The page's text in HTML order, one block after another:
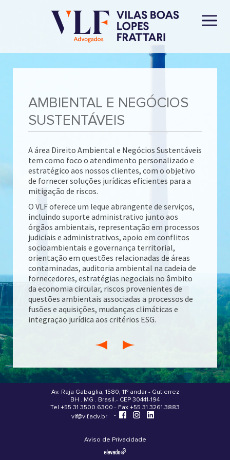
AMBIENTAL E NEGÓCIOS
SUSTENTÁVEIS
A área Direito Ambiental e Negócios Sustentáveis
tem como foco o atendimento personalizado e
estratégico aos nossos clientes, com o objetivo
de fornecer soluções jurídicas eficientes para a
mitigação de riscos.
O VLF oferece um leque abrangente de serviços,
incluindo suporte administrativo junto aos
órgãos ambientais, representação em processos
judiciais e administrativos, apoio em conflitos
socioambientais e governança territorial,
orientação em questões relacionadas de áreas
contaminadas, auditoria ambiental na cadeia de
fornecedores, estratégias negociais no âmbito
da economia circular, riscos provenientes de
questões ambientais associadas a processos de
fusões e aquisições, mudanças climáticas e
integração jurídica aos critérios ESG.
Av. Raja Gabaglia, 1580, 11º andar - Gutierrez
.
BH . MG . Brasil - CEP 30441-194
-
Tel +55 31 3500.6300 - Fax +55 31 3261.3883
-
vlf@vlf.adv.br
Aviso de Privacidade